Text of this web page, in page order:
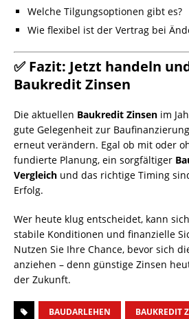
Welche Tilgungsoptionen gibt es?
Wie flexibel ist der Vertrag bei
✅ Fazit: Jetzt handeln
Baukredit Zinsen
Die aktuellen Baukredit Zinsen im
gute Gelegenheit zur
erneut verändern. Egal ob mit oder
fundierte Planung, ein sorgfältiger
Vergleich und das richtige Timing
Erfolg.
Wer heute klug entscheidet, kann
stabile Konditionen und finanzielle
Nutzen Sie Ihre Chance, bevor sich
anziehen – denn günstige Zinsen
der Zukunft.
BAUDARLEHEN BAUKREDIT